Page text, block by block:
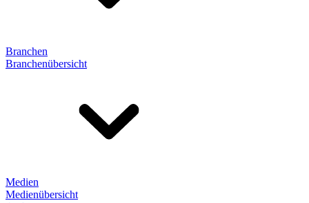
Branchen
Branchenübersicht
Medien
Medienübersicht